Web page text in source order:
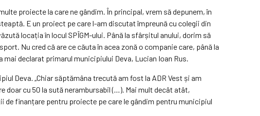
proiecte la care ne gândim. În principal, vrem să depunem, în
E un proiect pe care l-am discutat împreună cu colegii din
locația în locul SPÎGM-ului. Până la sfârșitul anului, dorim să
Nu cred că are ce căuta în acea zonă o companie care, până la
declarat primarul municipiului Deva, Lucian Ioan Rus.
Deva. „Chiar săptămâna trecută am fost la ADR Vest și am
doar cu 50 la sută nerambursabil(…). Mai mult decât atât,
de finanțare pentru proiecte pe care le gândim pentru municipiul